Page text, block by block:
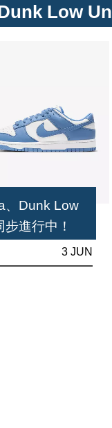
Low
、Dunk Low
進行中！
3 JUN